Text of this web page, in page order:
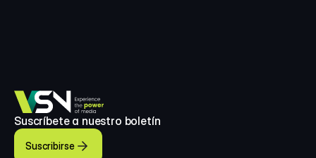
Suscríbete a nuestro boletín
Suscribirse